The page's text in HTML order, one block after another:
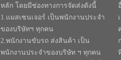
หลัก โดยมีช่องทางการจัดส่งดังนี้
1.แมสเซนเจอร์ เป็นพนักงานประจำ
ของบริษัทฯ ทุกคน
2.พนักงานขับรถ ส่งสินค้า เป็น
พนักงานประจำของบริษัท ฯ ทุกคน